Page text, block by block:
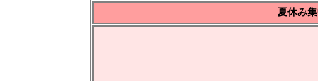
夏休み